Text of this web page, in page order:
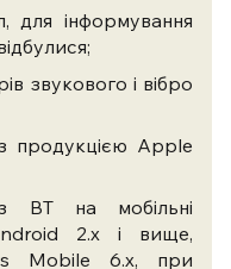
для інформування
звукового і вібро
продукцією Apple
BT на мобільні
2.x і вище,
Mobile 6.x, при